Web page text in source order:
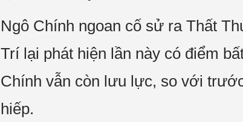
Ngô Chính ngoan cố sử ra Thất
Trí lại phát hiện lần này có điểm
Chính vẫn còn lưu lực, so với
hiếp.